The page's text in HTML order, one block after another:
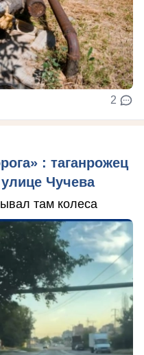
2
: таганрожец
Чучева
там колеса